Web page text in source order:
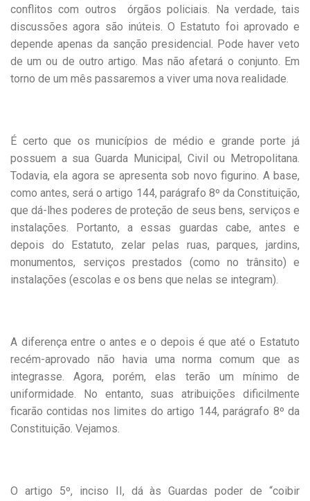
conflitos com outros órgãos policiais. Na verdade, tais
discussões agora são inúteis. O Estatuto foi aprovado e
depende apenas da sanção presidencial. Pode haver veto
de um ou de outro artigo. Mas não afetará o conjunto. Em
torno de um mês passaremos a viver uma nova realidade.
É certo que os municípios de médio e grande porte já
possuem a sua Guarda Municipal, Civil ou Metropolitana.
Todavia, ela agora se apresenta sob novo figurino. A base,
como antes, será o artigo 144, parágrafo 8º da Constituição,
que dá-lhes poderes de proteção de seus bens, serviços e
instalações. Portanto, a essas guardas cabe, antes e
depois do Estatuto, zelar pelas ruas, parques, jardins,
monumentos, serviços prestados (como no trânsito) e
instalações (escolas e os bens que nelas se integram).
A diferença entre o antes e o depois é que até o Estatuto
recém-aprovado não havia uma norma comum que as
integrasse. Agora, porém, elas terão um mínimo de
uniformidade. No entanto, suas atribuições dificilmente
ficarão contidas nos limites do artigo 144, parágrafo 8º da
Constituição. Vejamos.
O artigo 5º, inciso II, dá às Guardas poder de “coibir